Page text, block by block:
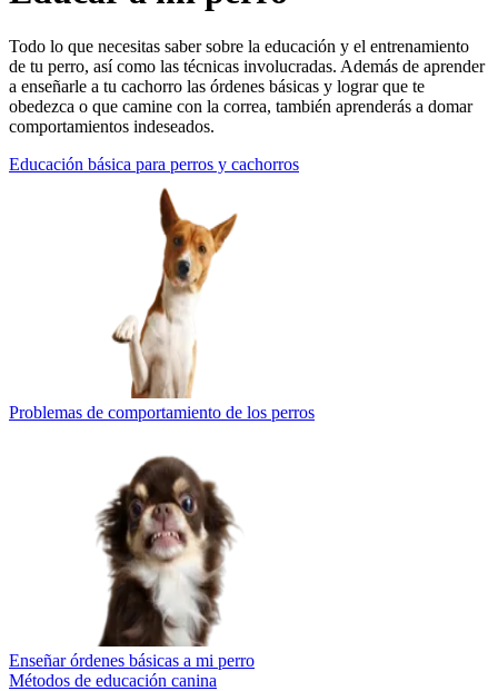
Todo lo que necesitas saber sobre la educación y el entrenamiento
de tu perro, así como las técnicas involucradas. Además de aprender
a enseñarle a tu cachorro las órdenes básicas y lograr que te
obedezca o que camine con la correa, también aprenderás a domar
comportamientos indeseados.
Educación básica para perros y cachorros
Problemas de comportamiento de los perros
Enseñar órdenes básicas a mi perro
Métodos de educación canina